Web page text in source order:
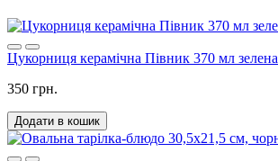
Цукорниця керамічна Півник 370 мл зелена
350 грн.
Додати в кошик